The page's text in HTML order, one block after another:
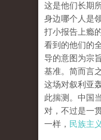
这是他们长期
身边哪个人是
打小报告上瘾
看到的他们的
导的意图为宗
基准。简而言
这场对叙利亚
此揣测。中国
对，不过是一
一样， 民族主